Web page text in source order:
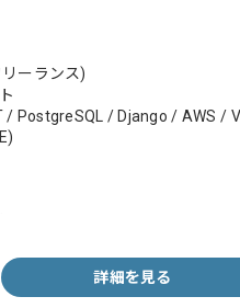
ーランス)
PostgreSQL / Django / AWS /
詳細を見る